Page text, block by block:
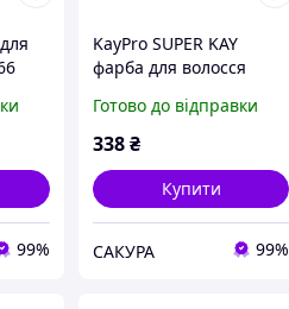
99%
KayPro SUPER KAY
фарба для волосся
світлий блондин)
Готово до відправки
338₴
Купити
САКУРА 99%